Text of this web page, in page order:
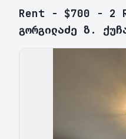
Rent - $700 - 2
გორგილაძე ზ.